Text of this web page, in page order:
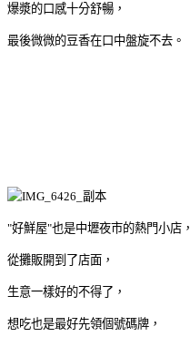
爆漿的口感十分舒暢，
最後微微的豆香在口中盤旋不去。
"好鮮屋"也是中壢夜市的熱門小店，
從攤販開到了店面，
生意一樣好的不得了，
想吃也是最好先領個號碼牌，